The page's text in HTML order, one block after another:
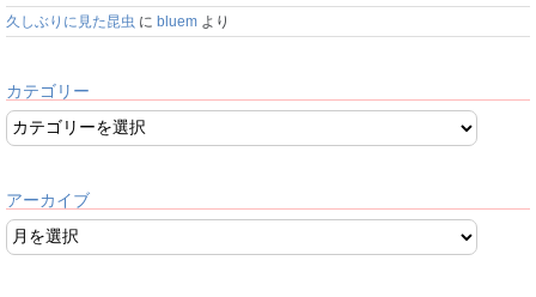
久しぶりに見た昆虫 に bluem より
カテゴリー
アーカイブ